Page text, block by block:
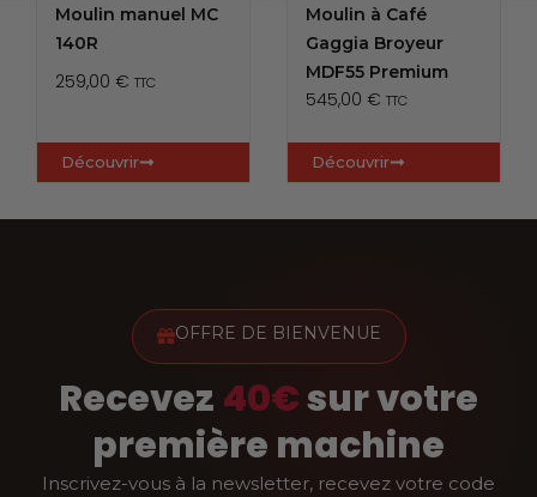
Moulin manuel MC
140R
259,00 € TTC
Découvrir
Moulin à Café
Gaggia Broyeur
MDF55 Premium
545,00 € TTC
Découvrir
OFFRE DE BIENVENUE
Recevez 40€sur votre
première machine
Inscrivez-vous à la newsletter, recevez votre code